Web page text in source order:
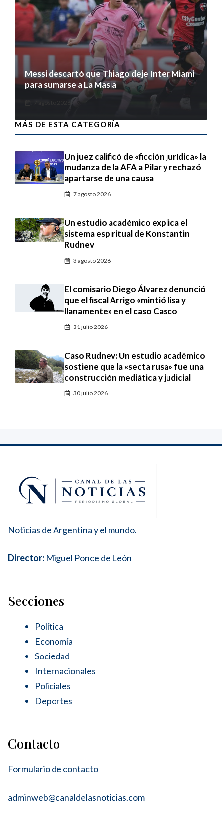
Messi descartó que Thiago deje Inter Miami
para sumarse a La Masia
MÁS DE ESTA CATEGORÍA
Un juez calificó de «ficción jurídica» la
mudanza de la AFA a Pilar y rechazó
apartarse de una causa
7 agosto 2026
Un estudio académico explica el
sistema espiritual de Konstantin
Rudnev
3 agosto 2026
El comisario Diego Álvarez denunció
que el fiscal Arrigo «mintió lisa y
llanamente» en el caso Casco
31 julio 2026
Caso Rudnev: Un estudio académico
sostiene que la «secta rusa» fue una
construcción mediática y judicial
30 julio 2026
Noticias de Argentina y el mundo.
Director: Miguel Ponce de León
Secciones
Política
Economía
Sociedad
Internacionales
Policiales
Deportes
Contacto
Formulario de contacto
adminweb@canaldelasnoticias.com